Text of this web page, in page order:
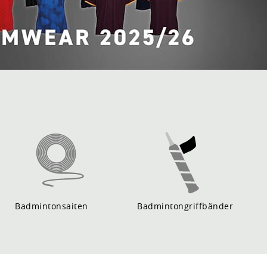
Badmintonsaiten Badmintongriffbänder